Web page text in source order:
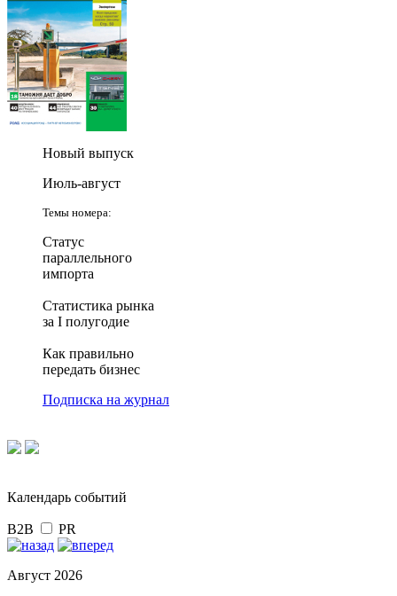
Новый выпуск
Июль-август
Темы номера:
Статус
параллельного
импорта
Статистика рынка
за I полугодие
Как правильно
передать бизнес
Подписка на журнал
Календарь событий
B2B PR
Август 2026